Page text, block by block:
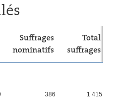
Suffrages
nominatifs
Total
suffrages
386 1 415